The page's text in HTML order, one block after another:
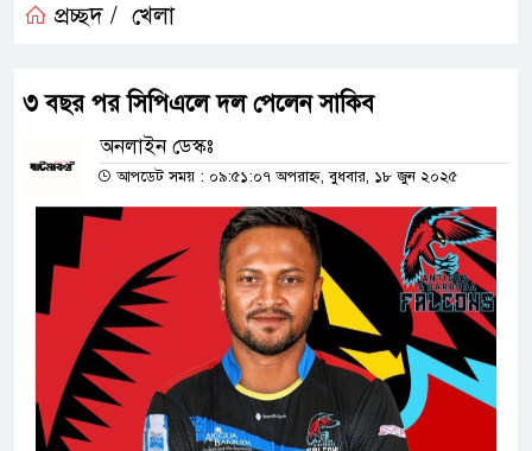
প্রচ্ছদ / খেলা
৩ বছর পর সিপিএলে দল পেলেন সাকিব
অনলাইন ডেস্কঃ
আপডেট সময় : ০৯:৫১:০৭ অপরাহ্ন, বুধবার, ১৮ জুন ২০২৫